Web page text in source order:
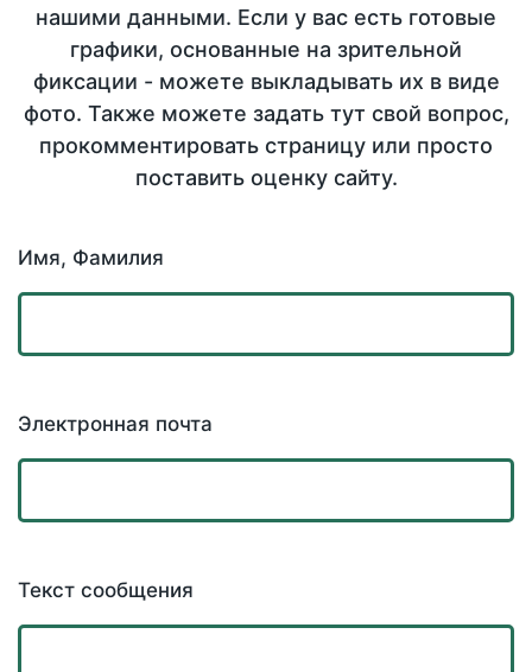
нашими данными. Если у вас есть готовые
графики, основанные на зрительной
фиксации - можете выкладывать их в виде
фото. Также можете задать тут свой вопрос,
прокомментировать страницу или просто
поставить оценку сайту.
Имя, Фамилия
Электронная почта
Текст сообщения